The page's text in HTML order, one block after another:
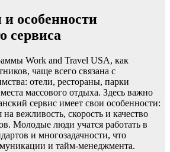
и особенности
сервиса
Work and Travel USA, как
чаще всего связана с
отели, рестораны, парки
массового отдыха. Здесь важно
сервис имеет свои особенности:
на вежливость, скорость и качество
Молодые люди учатся работать в
и многозадачности, что
и тайм-менеджмента.